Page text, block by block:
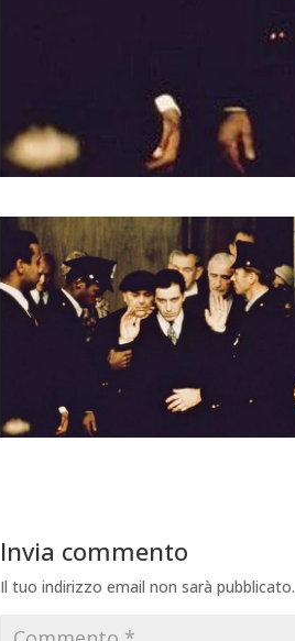
Invia commento
Il tuo indirizzo email non sarà pubblicato.